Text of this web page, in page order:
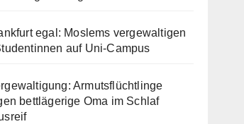
egal: Moslems vergewaltigen
auf Uni-Campus
Armutsflüchtlinge
bettlägerige Oma im Schlaf